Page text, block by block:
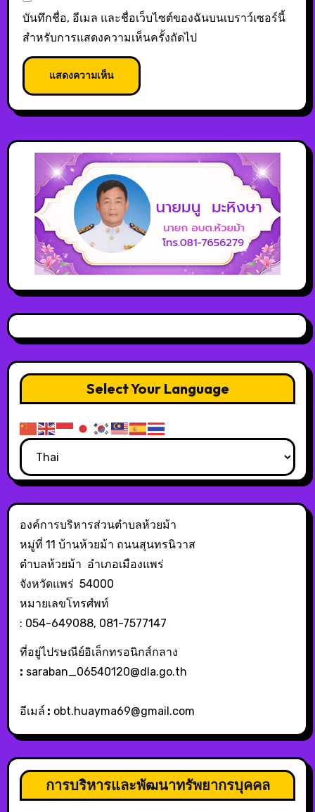
บันทึกชื่อ, อีเมล และชื่อเว็บไซต์ของฉันบนเบราว์เซอร์นี้
สำหรับการแสดงความเห็นครั้งถัดไป
Select Your Language
องค์การบริหารส่วนตำบลห้วยม้า
หมู่ที่ 11 บ้านห้วยม้า ถนนสุนทรนิวาส
ตำบลห้วยม้า อำเภอเมืองแพร่
จังหวัดแพร่ 54000
หมายเลขโทรศํพท์
: 054-649088, 081-7577147
ที่อยู่ไปรษณีย์อิเล็กทรอนิกส์กลาง
: saraban_06540120@dla.go.th
อีเมล์ : obt.huayma69@gmail.com
การบริหารและพัฒนาทรัพยากรบุคคล